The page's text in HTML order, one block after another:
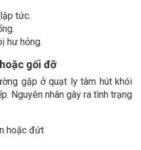
tức.
hư hỏng.
gối đỡ
gặp ở quạt ly tâm hút khói
Nguyên nhân gây ra tình trạng
hoặc đứt